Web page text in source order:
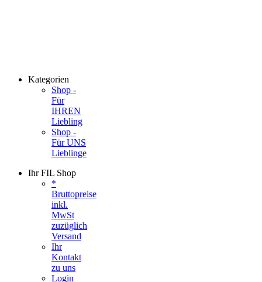
Kategorien
Shop -
Für
IHREN
Liebling
Shop -
Für UNS
Lieblinge
Ihr FIL Shop
*
Bruttopreise
inkl.
MwSt
zuzüglich
Versand
Ihr
Kontakt
zu uns
Login